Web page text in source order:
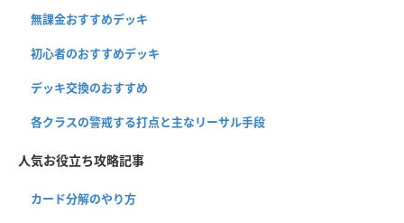
無課金おすすめデッキ
初心者のおすすめデッキ
デッキ交換のおすすめ
各クラスの警戒する打点と主なリーサル手段
人気お役立ち攻略記事
カード分解のやり方